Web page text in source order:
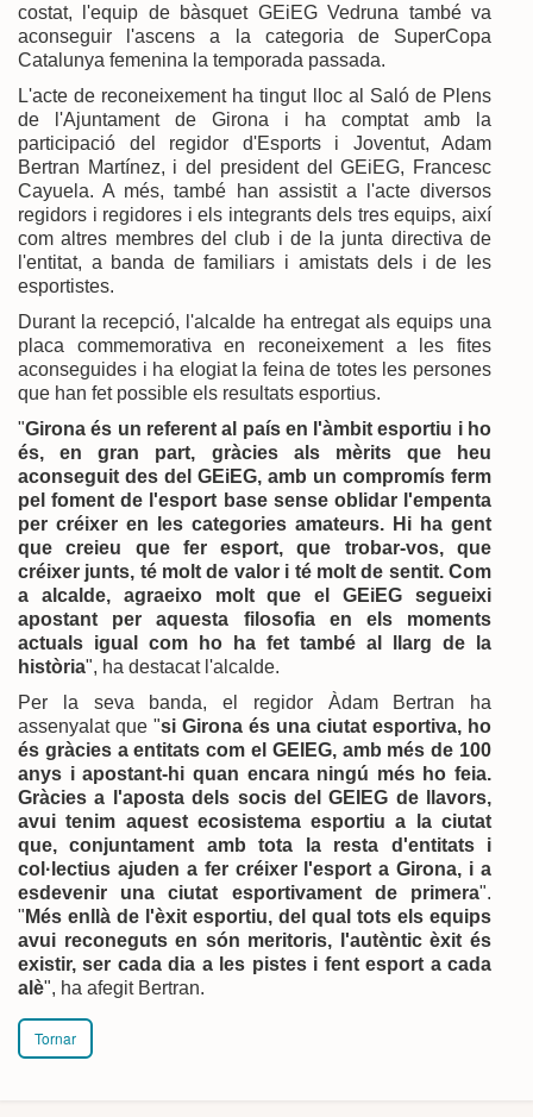
costat, l'equip de bàsquet GEiEG Vedruna també va
aconseguir l'ascens a la categoria de SuperCopa
Catalunya femenina la temporada passada.
L'acte de reconeixement ha tingut lloc al Saló de Plens
de l'Ajuntament de Girona i ha comptat amb la
participació del regidor d'Esports i Joventut, Adam
Bertran Martínez, i del president del GEiEG, Francesc
Cayuela. A més, també han assistit a l'acte diversos
regidors i regidores i els integrants dels tres equips, així
com altres membres del club i de la junta directiva de
l'entitat, a banda de familiars i amistats dels i de les
esportistes.
Durant la recepció, l'alcalde ha entregat als equips una
placa commemorativa en reconeixement a les fites
aconseguides i ha elogiat la feina de totes les persones
que han fet possible els resultats esportius.
"Girona és un referent al país en l'àmbit esportiu i ho
és, en gran part, gràcies als mèrits que heu
aconseguit des del GEiEG, amb un compromís ferm
pel foment de l'esport base sense oblidar l'empenta
per créixer en les categories amateurs. Hi ha gent
que creieu que fer esport, que trobar-vos, que
créixer junts, té molt de valor i té molt de sentit. Com
a alcalde, agraeixo molt que el GEiEG segueixi
apostant per aquesta filosofia en els moments
actuals igual com ho ha fet també al llarg de la
història", ha destacat l'alcalde.
Per la seva banda, el regidor Àdam Bertran ha
assenyalat que "si Girona és una ciutat esportiva, ho
és gràcies a entitats com el GEIEG, amb més de 100
anys i apostant-hi quan encara ningú més ho feia.
Gràcies a l'aposta dels socis del GEIEG de llavors,
avui tenim aquest ecosistema esportiu a la ciutat
que, conjuntament amb tota la resta d'entitats i
col·lectius ajuden a fer créixer l'esport a Girona, i a
esdevenir una ciutat esportivament de primera".
" Més enllà de l'èxit esportiu, del qual tots els equips
avui reconeguts en són meritoris, l'autèntic èxit és
existir, ser cada dia a les pistes i fent esport a cada
alè", ha afegit Bertran.
Tornar